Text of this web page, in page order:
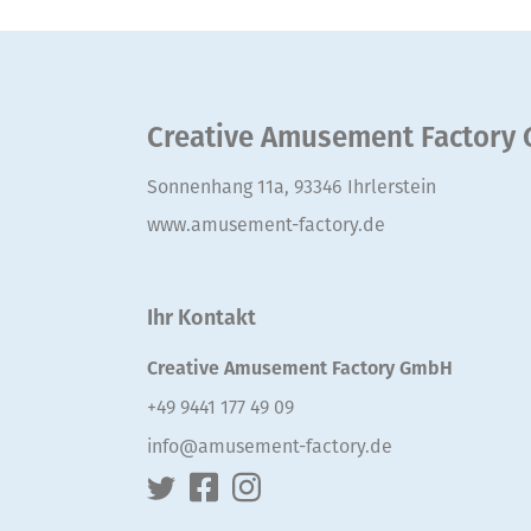
Creative Amusement Factory
Sonnenhang 11a, 93346 Ihrlerstein
www.amusement-factory.de
Ihr Kontakt
Creative Amusement Factory GmbH
+49 9441 177 49 09
info@amusement-factory.de